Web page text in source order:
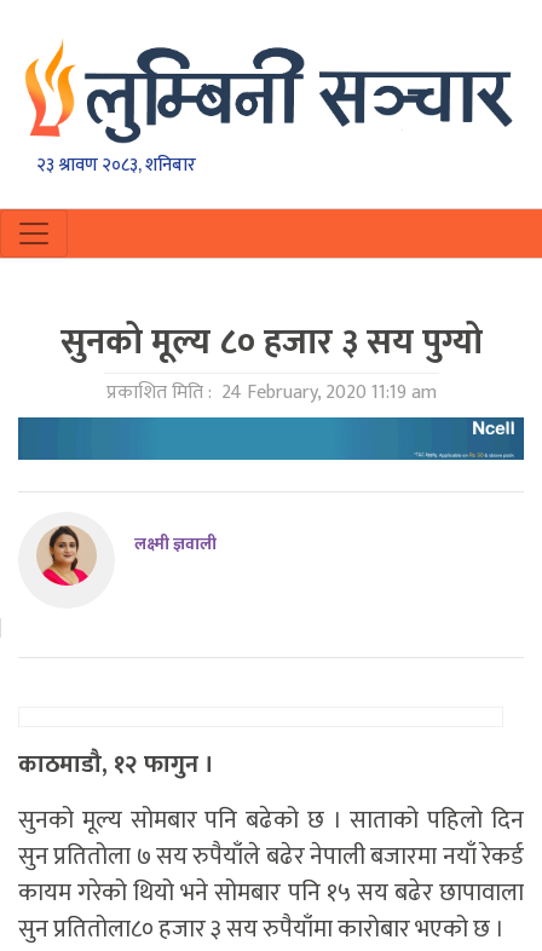
२३ श्रावण २०८३, शनिबार
सुनको मूल्य ८० हजार ३ सय पुग्यो
प्रकाशित मिति : 24 February, 2020 11:19 am
लक्ष्मी ज्ञवाली
काठमाडौ, १२ फागुन ।
सुनको मूल्य सोमबार पनि बढेको छ । साताको पहिलो दिन
सुन प्रतितोला ७ सय रुपैयाँले बढेर नेपाली बजारमा नयाँ रेकर्ड
कायम गरेको थियो भने सोमबार पनि १५ सय बढेर छापावाला
सुन प्रतितोला८० हजार ३ सय रुपैयाँमा कारोबार भएको छ ।